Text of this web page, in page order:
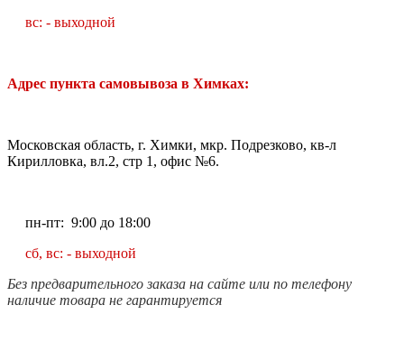
вс: - выходной
Адрес пункта самовывоза в Химках:
Московская область, г. Химки, мкр. Подрезково, кв-л
Кирилловка, вл.2, стр 1, офис №6.
пн-пт: 9:00 до 18:00
сб, вс: - выходной
Без предварительного заказа на сайте или по телефону
наличие товара не гарантируется